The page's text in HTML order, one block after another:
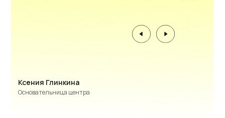
Основательница центра
Ксения Глинкина